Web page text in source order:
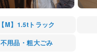
【M】1.5tトラック
不用品・粗大ごみ